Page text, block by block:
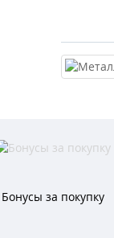
Бонусы за покупку